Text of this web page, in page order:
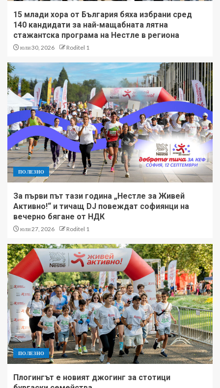
15 млади хора от България бяха избрани сред
140 кандидати за най-мащабната лятна
стажантска програма на Нестле в региона
юли 30, 2026 Roditel 1
ПОЛЕЗНО
За първи път тази година „Нестле за Живей
Активно!“ и тичащ DJ повеждат софиянци на
вечерно бягане от НДК
юли 27, 2026 Roditel 1
ПОЛЕЗНО
Плогингът е новият джогинг за стотици